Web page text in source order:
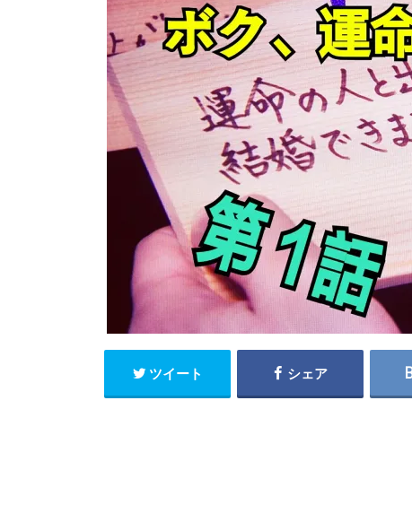
ツイート シェア